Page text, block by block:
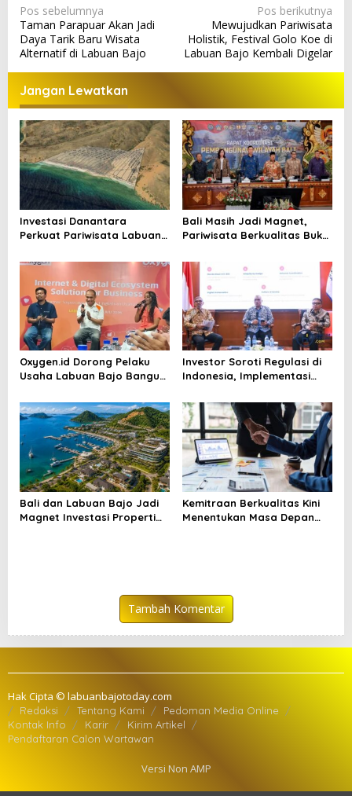
N
a
v
i
g
a
s
i
p
o
s
Pos sebelumnya
Taman Parapuar Akan Jadi
Daya Tarik Baru Wisata
Alternatif di Labuan Bajo
Pos berikutnya
Mewujudkan Pariwisata
Holistik, Festival Golo Koe di
Labuan Bajo Kembali Digelar
Jangan Lewatkan
Investasi Danantara
Perkuat Pariwisata Labuan
Premium
Bali Masih Jadi Magnet,
Pariwisata Berkualitas Buka
Oxygen.id Dorong Pelaku
Usaha Labuan Bajo Bangun
Investor Soroti Regulasi di
Indonesia, Implementasi
Bali dan Labuan Bajo Jadi
Magnet Investasi Properti
Kemitraan Berkualitas Kini
Menentukan Masa Depan
Tambah Komentar
Hak Cipta © labuanbajotoday.com
Redaksi Tentang Kami
Pedoman Media Online
Kontak Info
Karir
Kirim Artikel
Pendaftaran Calon Wartawan
Versi Non AMP